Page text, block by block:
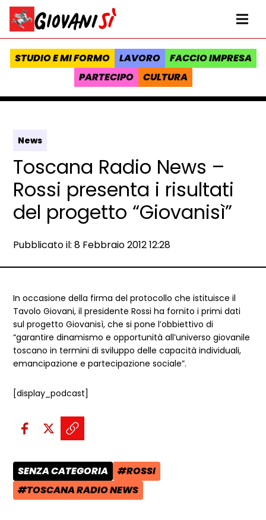
Vai al contenuto
Homepage Giovanisì - Progetto della Regione Toscana
STUDIO E MI FORMO LAVORO
FACCIO IMPRESA
PARTECIPO
CULTURA
News
Toscana Radio News –
Rossi presenta i risultati
del progetto “Giovanisì”
Data e ora:
Pubblicato il: 8 Febbraio 2012 12:28
Dettagli articolo
In occasione della firma del protocollo che istituisce il
Tavolo Giovani, il presidente Rossi ha fornito i primi dati
sul progetto Giovanisì, che si pone l’obbiettivo di
“garantire dinamismo e opportunità all’universo giovanile
toscano in termini di sviluppo delle capacità individuali,
emancipazione e partecipazione sociale”.
[display_podcast]
Condividi sui social:
Condividi su Facebook - apre
Condividi su X - apre una
Copia il link e condividi -
CATEGORIA POST:
SENZA CATEGORIA TAG:
#ROSSI
TAG:
#TOSCANA RADIO NEWS